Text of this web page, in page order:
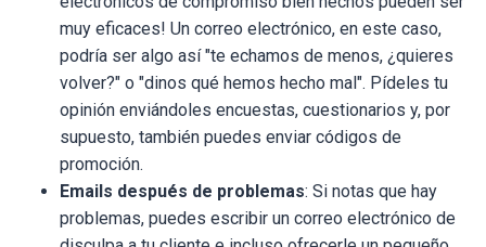
muy eficaces! Un correo electrónico, en este caso,
podría ser algo así "te echamos de menos, ¿quieres
volver?" o "dinos qué hemos hecho mal". Pídeles tu
opinión enviándoles encuestas, cuestionarios y, por
supuesto, también puedes enviar códigos de
promoción.
Emails después de problemas: Si notas que hay
problemas, puedes escribir un correo electrónico de